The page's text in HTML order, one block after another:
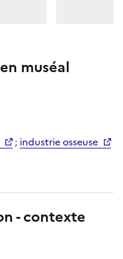
muséal
; industrie osseuse
- contexte